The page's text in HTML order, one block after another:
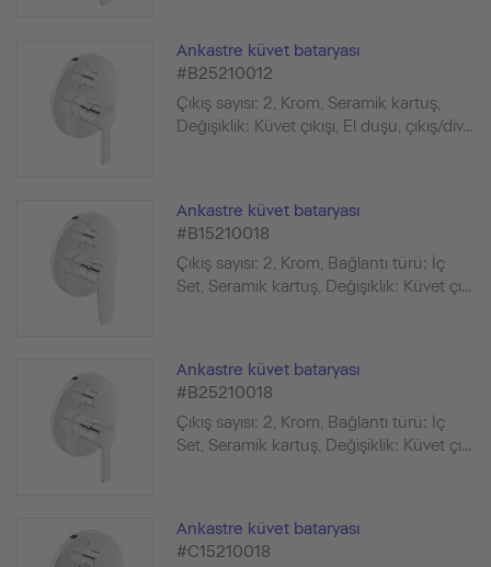
Ankastre küvet bataryası
#B25210012
Çıkış sayısı: 2, Krom, Seramik kartuş,
Değişiklik: Küvet çıkışı, El duşu, çıkış/div...
Ankastre küvet bataryası
#B15210018
Çıkış sayısı: 2, Krom, Bağlantı türü: İç
Set, Seramik kartuş, Değişiklik: Küvet çı...
Ankastre küvet bataryası
#B25210018
Çıkış sayısı: 2, Krom, Bağlantı türü: İç
Set, Seramik kartuş, Değişiklik: Küvet çı...
Ankastre küvet bataryası
#C15210018